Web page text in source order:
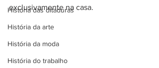
História das ditaduras
História da arte
História da moda
História do trabalho
exclusivamente na casa.